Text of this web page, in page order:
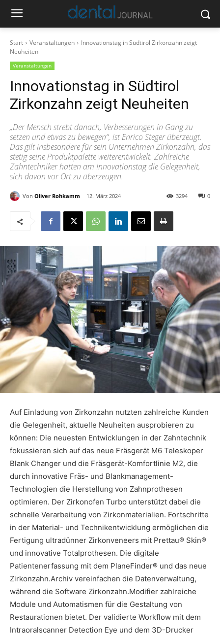
Start Veranstaltungen
Innovationstag in Südtirol Zirkonzahn zeigt
Neuheiten
Veranstaltungen
Innovationstag in Südtirol
Zirkonzahn zeigt Neuheiten
„Der Mensch strebt danach, Verbesserungen in Gang zu
setzen und etwas zu bewegen“, ist Enrico Steger überzeugt.
Das gilt insbesondere für sein Unternehmen Zirkonzahn, das
stetig seine Produktpalette weiterentwickelt. Zahlreiche
Zahntechniker hatten am Innovationstag die Gelegenheit,
sich davon vor Ort zu überzeugen.
Von Oliver Rohkamm 12. März 2024 0
3294
Auf Einladung von Zirkonzahn nutzten zahlreiche Kunden
die Gelegenheit, aktuelle Neuheiten ausprobieren zu
können: Die neuesten Entwicklungen in der Zahntechnik
fokussieren sich auf das neue Fräsgerät M6 Teleskoper
Blank Changer und die Fräsgerät-Komfortlinie M2, die
durch innovative Fräs- und Blankmanagement-
Technologien die Herstellung von Zahnprothesen
optimieren. Der Zirkonofen Turbo unterstützt dabei die
schnelle Verarbeitung von Zirkonmaterialien. Fortschritte
in der Material- und Technikentwicklung ermöglichen die
Fertigung ultradünner Zirkonveneers mit Prettau® Skin®
und innovative Totalprothesen. Die digitale
Patientenerfassung mit dem PlaneFinder® und das neue
­­Zirkonzahn.Archiv vereinfachen die Datenverwaltung,
während die Software Zirkonzahn.Modifier zahlreiche
Module und Automatismen für die Gestaltung von
Restaurationen bietet. Der validierte Workflow mit dem
Intraoralscanner Detection Eye und dem 3D-Drucker